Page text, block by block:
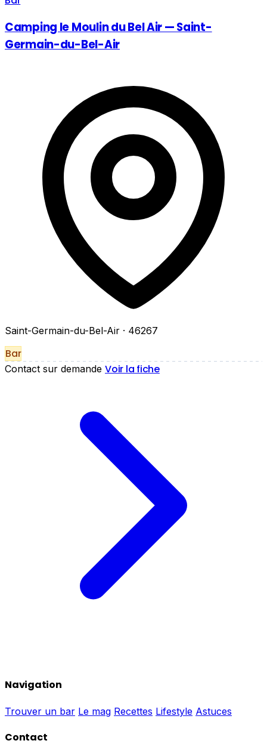
Camping le Moulin du Bel Air — Saint-
Germain-du-Bel-Air
Saint-Germain-du-Bel-Air · 46267
Bar
Contact sur demande Voir la fiche
Navigation
Trouver un bar Le mag Recettes Lifestyle Astuces
Contact